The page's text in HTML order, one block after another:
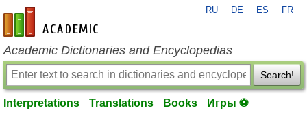
en-academic.com
RU DE ES FR
Academic Dictionaries and Encyclopedias
Search!
Interpretations Translations Books Игры ⚽